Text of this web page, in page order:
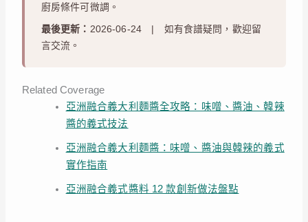
廚房條件可微調。
最後更新： 2026-06-24 | 如有食譜疑問，歡迎留
言交流。
Related Coverage
亞洲融合義大利麵醬全攻略：味噌、醬油、韓辣
醬的義式技法
亞洲融合義大利麵醬：味噌、醬油與韓辣的義式
實作指南
亞洲融合義式醬料 12 款創新做法盤點